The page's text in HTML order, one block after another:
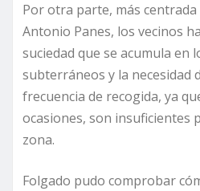
Por otra parte, más centrada
Antonio Panes, los vecinos
suciedad que se acumula en
subterráneos y la necesidad
frecuencia de recogida, ya
ocasiones, son insuficientes
zona.
Folgado pudo comprobar